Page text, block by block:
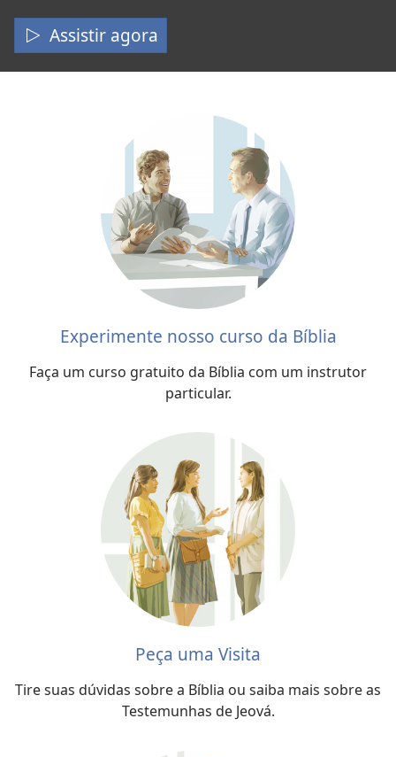
e
o
Assistir agora
Experimente nosso curso da Bíblia
Faça um curso gratuito da Bíblia com um instrutor
particular.
Peça uma Visita
Tire suas dúvidas sobre a Bíblia ou saiba mais sobre as
Testemunhas de Jeová.